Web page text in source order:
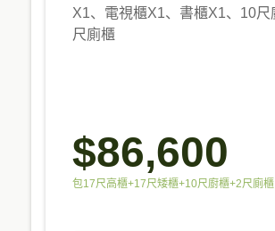
X1、電視櫃X1、書櫃X1、10尺
尺廁櫃
$86,600
包17尺高櫃+17尺矮櫃+10尺廚櫃+2尺廁櫃